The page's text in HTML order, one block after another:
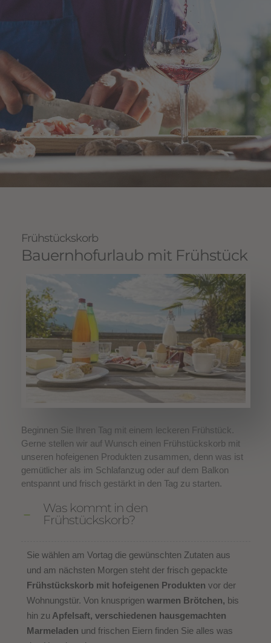
Frühstückskorb
Bauernhofurlaub mit Frühstück
Beginnen Sie Ihren Tag mit einem leckeren Frühstück.
Gerne stellen wir auf Wunsch einen Frühstückskorb mit
unseren hofeigenen Produkten zusammen, denn was ist
gemütlicher als im Schlafanzug oder auf dem Balkon
entspannt und frisch gestärkt in den Tag zu starten.
Was kommt in den
Frühstückskorb?
Sie wählen am Vortag die gewünschten Zutaten aus
und am nächsten Morgen steht der frisch gepackte
Frühstückskorb mit hofeigenen Produkten vor der
Wohnungstür. Von knusprigen warmen Brötchen, bis
hin zu Apfelsaft, verschiedenen hausgemachten
Marmeladen und frischen Eiern finden Sie alles was